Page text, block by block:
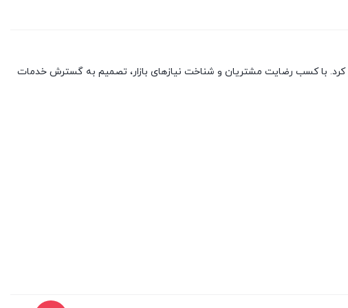
کرد. با کسب رضایت مشتریان و شناخت نیازهای بازار، تصمیم به گسترش خدمات